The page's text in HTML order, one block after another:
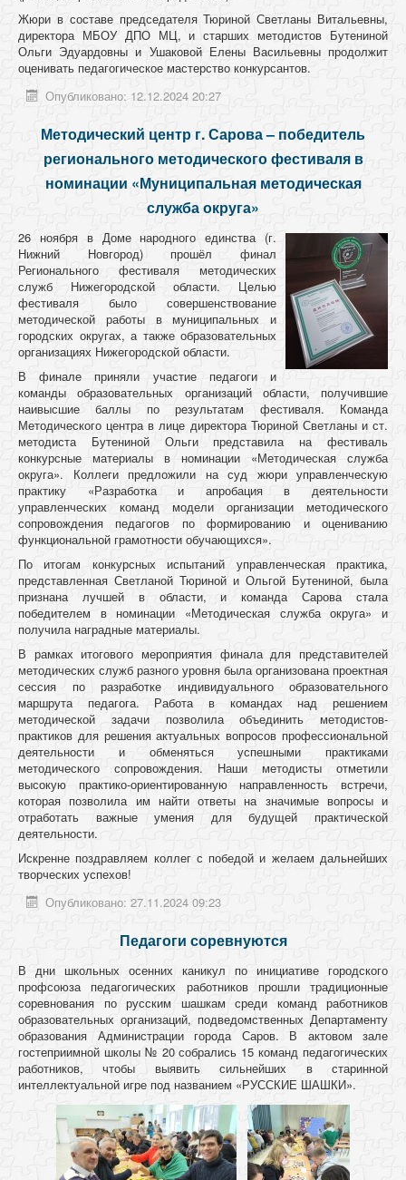
Жюри в составе председателя Тюриной Светланы Витальевны,
директора МБОУ ДПО МЦ, и старших методистов Бутениной
Ольги Эдуардовны и Ушаковой Елены Васильевны продолжит
оценивать педагогическое мастерство конкурсантов.
Опубликовано: 12.12.2024 20:27
Методический центр г. Сарова – победитель
регионального методического фестиваля в
номинации «Муниципальная методическая
служба округа»
26 ноября в Доме народного единства (г.
Нижний Новгород) прошёл финал
Регионального фестиваля методических
служб Нижегородской области. Целью
фестиваля было совершенствование
методической работы в муниципальных и
городских округах, а также образовательных
организациях Нижегородской области.
В финале приняли участие педагоги и
команды образовательных организаций области, получившие
наивысшие баллы по результатам фестиваля. Команда
Методического центра в лице директора Тюриной Светланы и ст.
методиста Бутениной Ольги представила на фестиваль
конкурсные материалы в номинации «Методическая служба
округа». Коллеги предложили на суд жюри управленческую
практику «Разработка и апробация в деятельности
управленческих команд модели организации методического
сопровождения педагогов по формированию и оцениванию
функциональной грамотности обучающихся».
По итогам конкурсных испытаний управленческая практика,
представленная Светланой Тюриной и Ольгой Бутениной, была
признана лучшей в области, и команда Сарова стала
победителем в номинации «Методическая служба округа» и
получила наградные материалы.
В рамках итогового мероприятия финала для представителей
методических служб разного уровня была организована проектная
сессия по разработке индивидуального образовательного
маршрута педагога. Работа в командах над решением
методической задачи позволила объединить методистов-
практиков для решения актуальных вопросов профессиональной
деятельности и обменяться успешными практиками
методического сопровождения. Наши методисты отметили
высокую практико-ориентированную направленность встречи,
которая позволила им найти ответы на значимые вопросы и
отработать важные умения для будущей практической
деятельности.
Искренне поздравляем коллег с победой и желаем дальнейших
творческих успехов!
Опубликовано: 27.11.2024 09:23
Педагоги соревнуются
В дни школьных осенних каникул по инициативе городского
профсоюза педагогических работников прошли традиционные
соревнования по русским шашкам среди команд работников
образовательных организаций, подведомственных Департаменту
образования Администрации города Саров. В актовом зале
гостеприимной школы № 20 собрались 15 команд педагогических
работников, чтобы выявить сильнейших в старинной
интеллектуальной игре под названием «РУССКИЕ ШАШКИ».